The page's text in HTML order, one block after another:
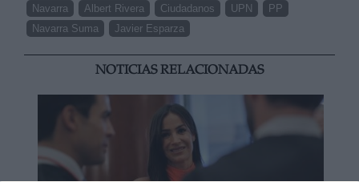
Navarra Albert Rivera Ciudadanos UPN
PP
Navarra Suma
Javier Esparza
NOTICIAS RELACIONADAS